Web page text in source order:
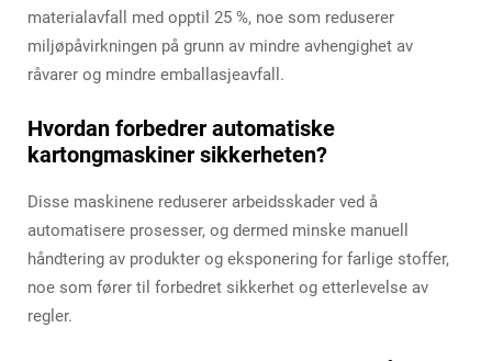
materialavfall med opptil 25 %, noe som reduserer
miljøpåvirkningen på grunn av mindre avhengighet av
råvarer og mindre emballasjeavfall.
Hvordan forbedrer automatiske
kartongmaskiner sikkerheten?
Disse maskinene reduserer arbeidsskader ved å
automatisere prosesser, og dermed minske manuell
håndtering av produkter og eksponering for farlige stoffer,
noe som fører til forbedret sikkerhet og etterlevelse av
regler.